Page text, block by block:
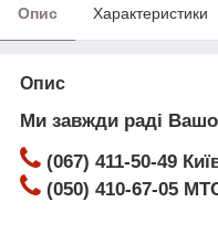
Опис Характеристики
Опис
Ми завжди раді
(067) 411-50-49
(050) 410-67-05